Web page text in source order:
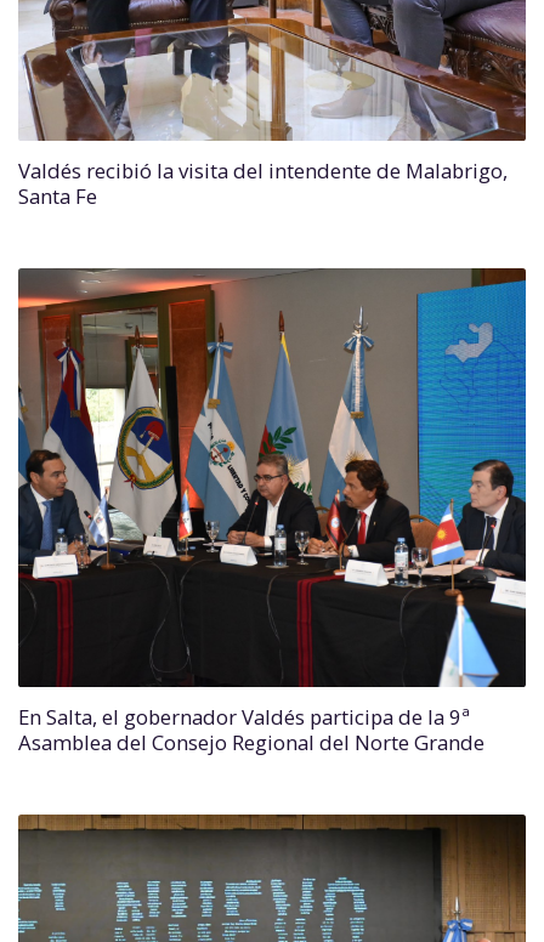
Valdés recibió la visita del intendente de Malabrigo,
Santa Fe
En Salta, el gobernador Valdés participa de la 9ª
Asamblea del Consejo Regional del Norte Grande